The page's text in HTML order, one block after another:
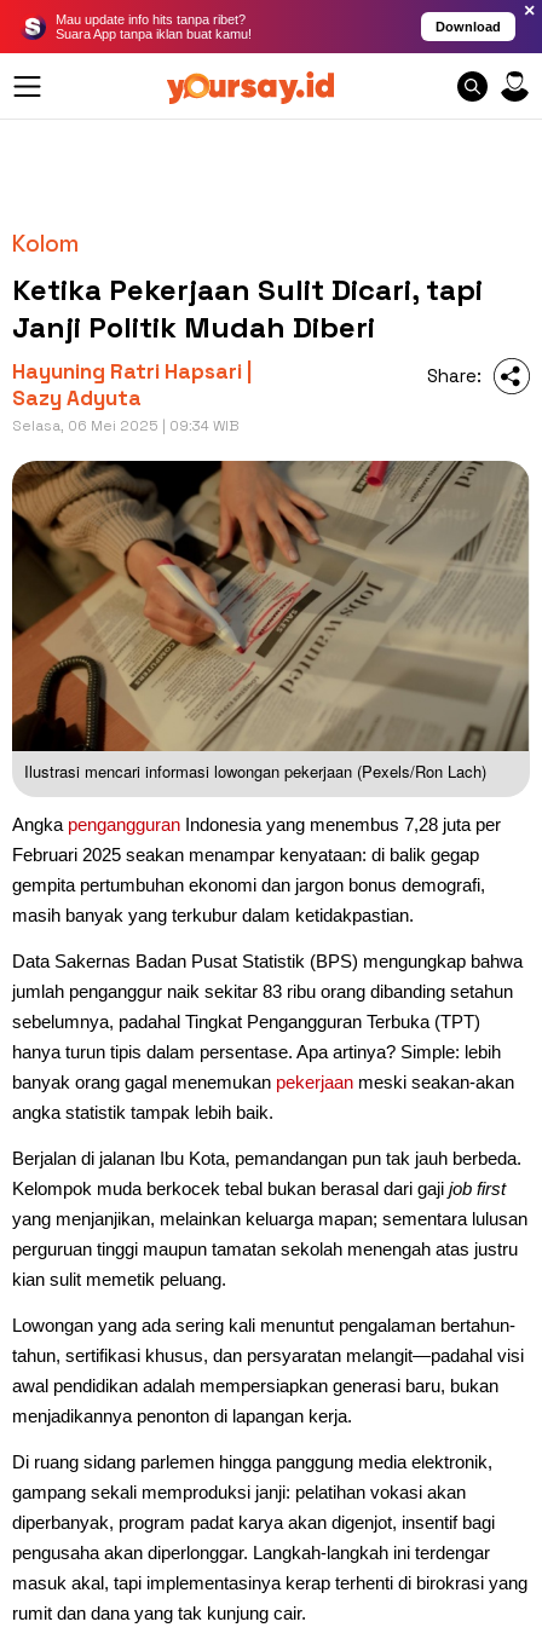
Mau update info hits tanpa ribet?
Suara App tanpa iklan buat kamu!
Download
×
Kolom
Ketika Pekerjaan Sulit Dicari, tapi
Janji Politik Mudah Diberi
Hayuning Ratri Hapsari |
Sazy Adyuta
Selasa, 06 Mei 2025 | 09:34 WIB
Share:
Ilustrasi mencari informasi lowongan pekerjaan (Pexels/Ron Lach)
Angka pengangguran Indonesia yang menembus 7,28 juta per
Februari 2025 seakan menampar kenyataan: di balik gegap
gempita pertumbuhan ekonomi dan jargon bonus demografi,
masih banyak yang terkubur dalam ketidakpastian.
Data Sakernas Badan Pusat Statistik (BPS) mengungkap bahwa
jumlah penganggur naik sekitar 83 ribu orang dibanding setahun
sebelumnya, padahal Tingkat Pengangguran Terbuka (TPT)
hanya turun tipis dalam persentase. Apa artinya? Simple: lebih
banyak orang gagal menemukan pekerjaan meski seakan-akan
angka statistik tampak lebih baik.
Berjalan di jalanan Ibu Kota, pemandangan pun tak jauh berbeda.
Kelompok muda berkocek tebal bukan berasal dari gaji job first
yang menjanjikan, melainkan keluarga mapan; sementara lulusan
perguruan tinggi maupun tamatan sekolah menengah atas justru
kian sulit memetik peluang.
Lowongan yang ada sering kali menuntut pengalaman bertahun-
tahun, sertifikasi khusus, dan persyaratan melangit—padahal visi
awal pendidikan adalah mempersiapkan generasi baru, bukan
menjadikannya penonton di lapangan kerja.
Di ruang sidang parlemen hingga panggung media elektronik,
gampang sekali memproduksi janji: pelatihan vokasi akan
diperbanyak, program padat karya akan digenjot, insentif bagi
pengusaha akan diperlonggar. Langkah-langkah ini terdengar
masuk akal, tapi implementasinya kerap terhenti di birokrasi yang
rumit dan dana yang tak kunjung cair.